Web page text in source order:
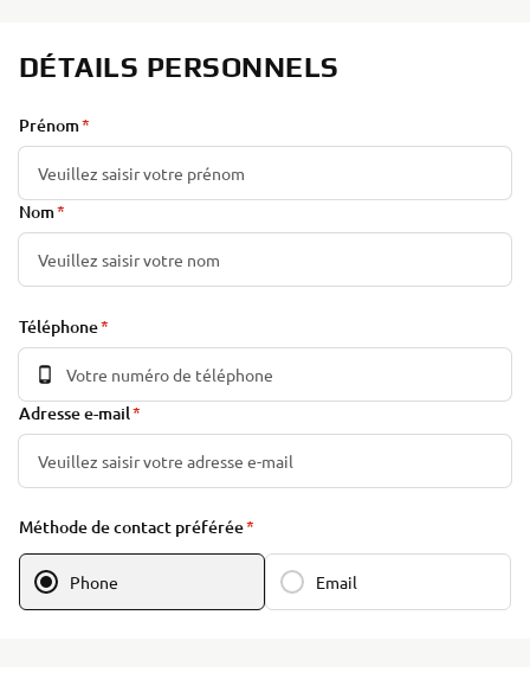
DÉTAILS PERSONNELS
Prénom
Nom
Téléphone
Adresse e-mail
Méthode de contact préférée
Phone Email